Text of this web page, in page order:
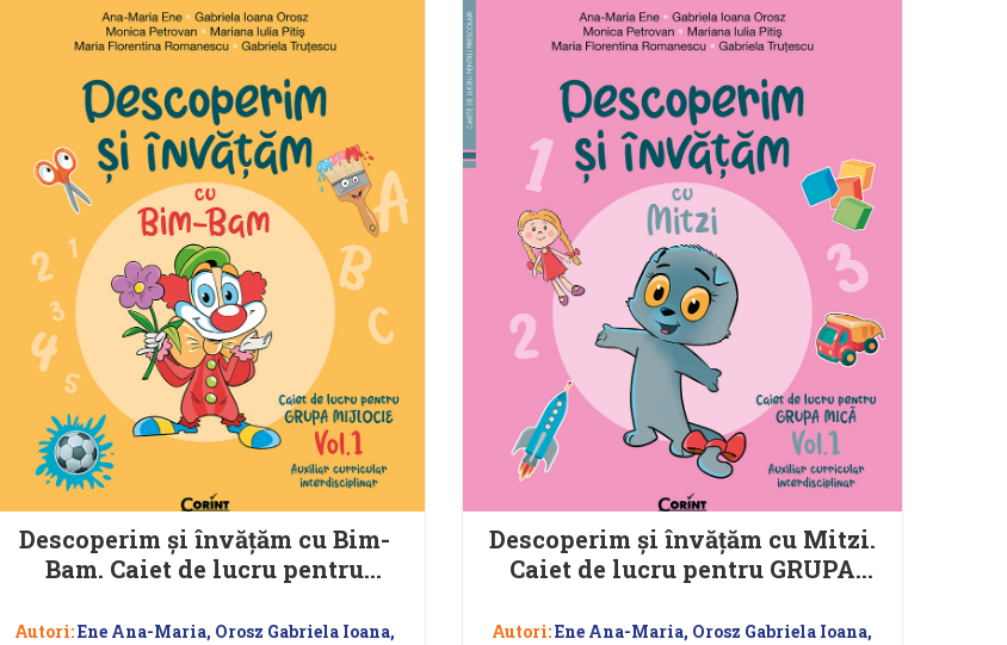
Descoperim și învățăm cu Bim-
Bam. Caiet de lucru pentru
Autori:Ene Ana-Maria, Orosz Gabriela Ioana,
Descoperim și învățăm cu Mitzi.
Caiet de lucru pentru GRUPA
Autori:Ene Ana-Maria, Orosz Gabriela Ioana,